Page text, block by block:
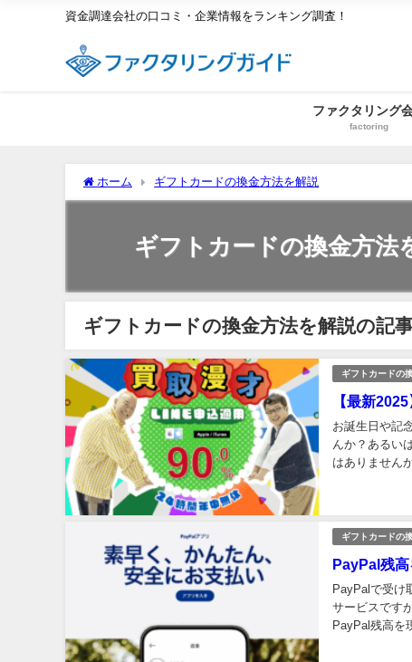
資金調達会社の口コミ・企業情報をランキング調査！
ファクタリング
factoring
ホーム ギフトカードの換金方法を解説
ギフトカードの換金方法
ギフトカードの換金方法を解説の記
ギフトカードの
【最新
お誕生日や記
んか？あるい
はありません
ギフトカードの
PayPal残
PayPalで受け
サービスです
PayPal残高を